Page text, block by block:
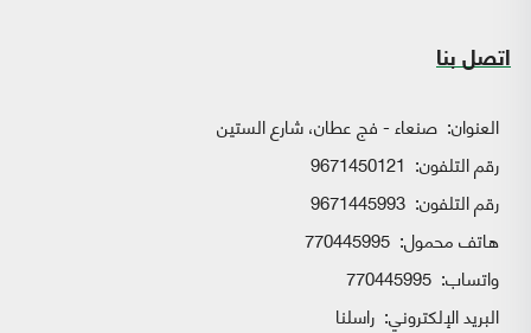
اتصل بنا
العنوان: صنعاء - فج عطان، شارع الستين
رقم التلفون: 9671450121
رقم التلفون: 9671445993
هاتف محمول: 770445995
واتساب:
البريد الإلكتروني: راسلنا